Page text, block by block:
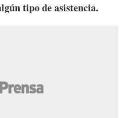
tipo de asistencia.